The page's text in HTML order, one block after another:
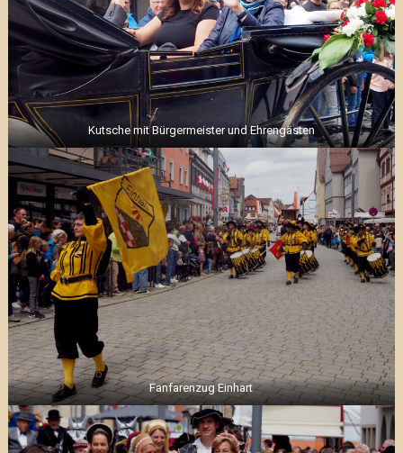
Kutsche mit Bürgermeister und Ehrengästen
Fanfarenzug Einhart